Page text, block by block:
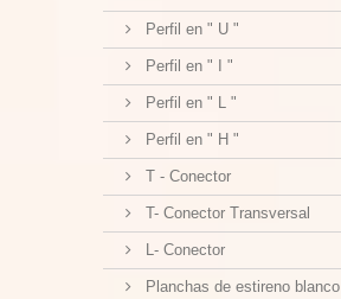
Perfil en " U "
Perfil en " I "
Perfil en " L "
Perfil en " H "
T - Conector
T- Conector Transversal
L- Conector
Planchas de estireno blanco